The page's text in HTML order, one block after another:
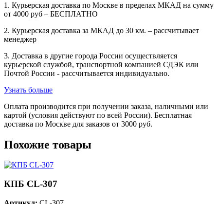
1. Курьерская доставка по Москве в пределах МКАД на сумму
от 4000 руб – БЕСПЛАТНО
2. Курьерская доставка за МКАД до 30 км. – рассчитывает
менеджер
3. Доставка в другие города России осуществляется
курьерской службой, транспортной компанией СДЭК или
Почтой России - рассчитывается индивидуально.
Узнать больше
Оплата производится при получении заказа, наличными или
картой (условия действуют по всей России). Бесплатная
доставка по Москве для заказов от 3000 руб.
Похожие товары
КПБ CL-307